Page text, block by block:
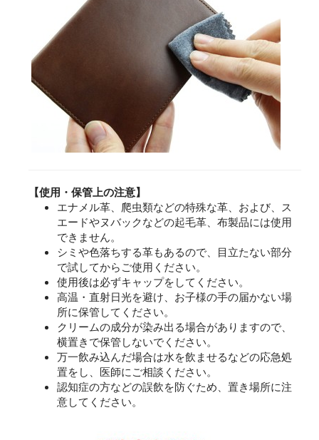
【使用・保管上の注意】
エナメル革、爬虫類などの特殊な革、および、ス
エードやヌバックなどの起毛革、布製品には使用
できません。
シミや色落ちする革もあるので、目立たない部分
で試してからご使用ください。
使用後は必ずキャップをしてください。
高温・直射日光を避け、お子様の手の届かない場
所に保管してください。
クリームの成分が染み出る場合がありますので、
横置きで保管しないでください。
万一飲み込んだ場合は水を飲ませるなどの応急処
置をし、医師にご相談ください。
認知症の方などの誤飲を防ぐため、置き場所に注
意してください。